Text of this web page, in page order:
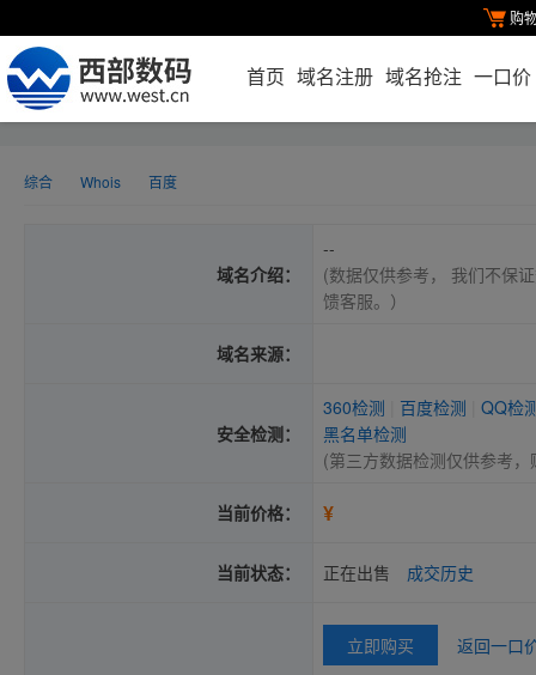
购
首页 域名注册 域名抢注 一口价
综合 Whois 百度
域名介绍：
--
(数据仅供参考， 我们不保
馈客服。）
域名来源：
安全检测：
360检测 百度检测
QQ检
黑名单检测
(第三方数据检测仅供参考
当前价格： ¥
当前状态： 正在出售 成交历史
立即购买 返回一口